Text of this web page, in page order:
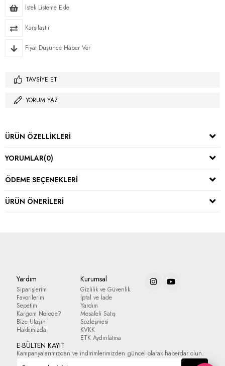
İstek Listeme Ekle
Karşılaştır
Fiyat Düşünce Haber Ver
TAVSIYE ET
YORUM YAZ
ÜRÜN ÖZELLIKLERI
YORUMLAR(0)
ÖDEME SEÇENEKLERI
ÜRÜN ÖNERILERI
Yardım
Siparişlerim
Favorilerim
Sepetim
Kargom Nerede?
Bize Ulaşın
Hakkımızda
Kurumsal
Gizlilik ve Güvenlik
İptal ve İade
Yardım
Mesafeli Satış
Sözleşmesi
KVKK
ETK Aydınlatma
E-BÜLTEN KAYIT
Kampanyalarımızdan ve indirimlerimizden güncel olarak haberdar olun.